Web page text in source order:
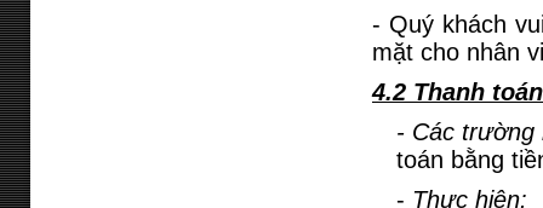
- Quý khách
mặt cho nhân
4.2 Thanh
- Các trường
toán bằng
- Thực hiện: